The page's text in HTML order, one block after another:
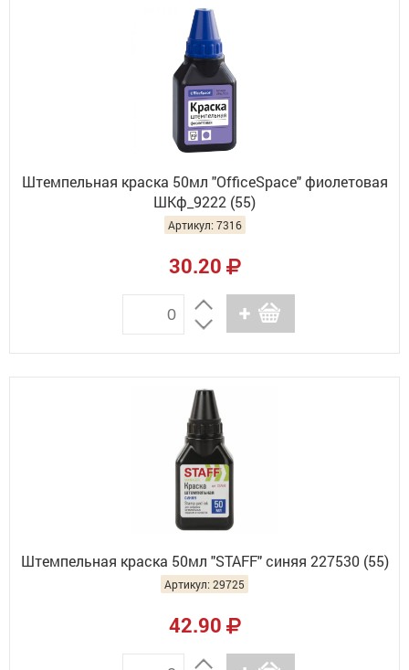
Штемпельная краска 50мл "OfficeSpace" фиолетовая
ШКф_9222 (55)
Артикул: 7316
30.20
Штемпельная краска 50мл "STAFF" синяя 227530 (55)
Артикул: 29725
42.90